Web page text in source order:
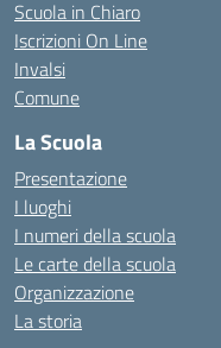
Scuola in Chiaro
Iscrizioni On Line
Invalsi
Comune
La Scuola
Presentazione
I luoghi
I numeri della scuola
Le carte della scuola
Organizzazione
La storia